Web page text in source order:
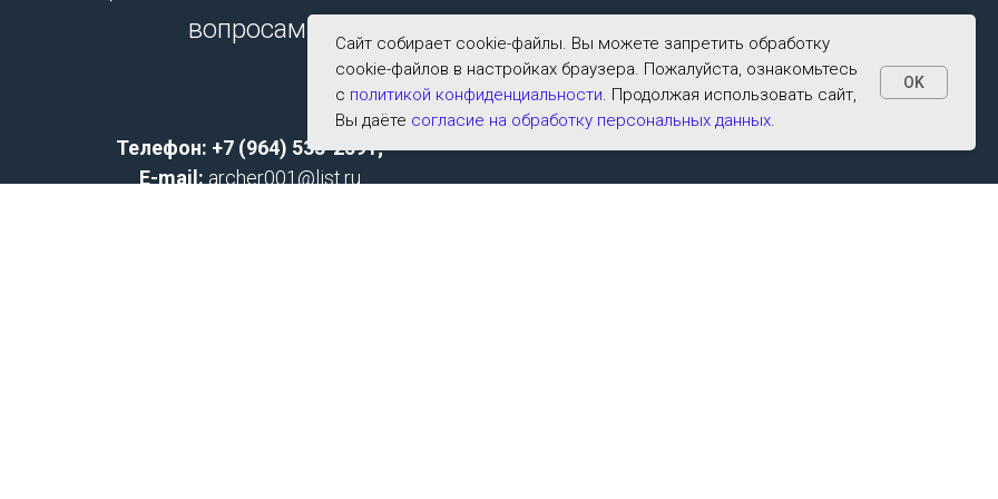
вопросам.
Телефон: +7 (964) 533-2591;
E-mail: archer001@list.ru
Сайт собирает cookie-файлы. Вы можете запретить обработку
cookie-файлов в настройках браузера. Пожалуйста, ознакомьтесь
с политикой конфиденциальности. Продолжая использовать сайт,
Вы даёте согласие на обработку персональных данных.
OK